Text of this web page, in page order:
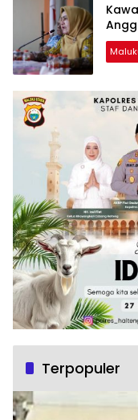
Terpopuler